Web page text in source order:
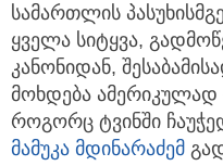
სამართლის
ყველა სიტყვა,
კანონიდან,
მოხდება
როგორც ტვინში
მამუკა მდინარაძემ